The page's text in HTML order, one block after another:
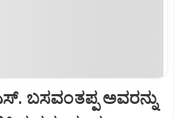
ಬಸವಂತಪ್ಪ ಅವರನ್ನು